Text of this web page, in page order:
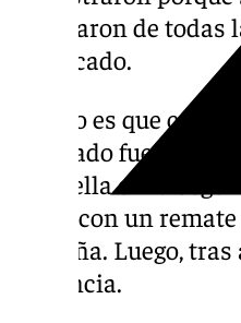
intentaron de
clasificado.
Lo raro es que con
resultado fuera
Santaella en la
acabó con un
pequeña. Luego,
sentencia.